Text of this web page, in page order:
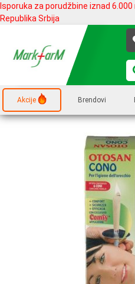
Isporuka za porudžbine iznad
Republika Srbija
Akcije Brendovi